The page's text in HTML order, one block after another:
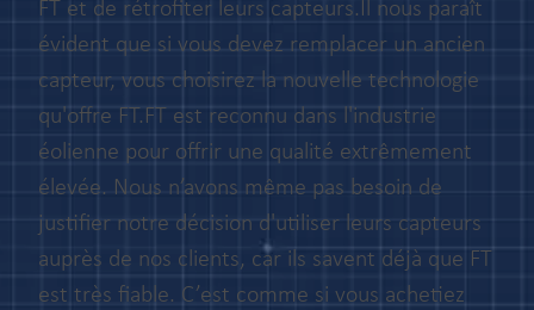
FT et de rétrofiter leurs capteurs.Il nous paraît
évident que si vous devez remplacer un ancien
capteur, vous choisirez la nouvelle technologie
qu'offre FT.FT est reconnu dans l'industrie
éolienne pour offrir une qualité extrêmement
élevée. Nous n’avons même pas besoin de
justifier notre décision d'utiliser leurs capteurs
auprès de nos clients, car ils savent déjà que FT
est très fiable. C’est comme si vous achetiez